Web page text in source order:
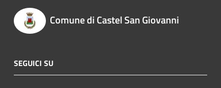
Comune di Castel San Giovanni
SEGUICI SU